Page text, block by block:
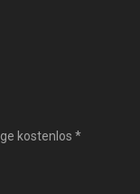
kostenlos *